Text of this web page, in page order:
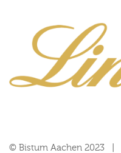
© Bistum Aachen 2023